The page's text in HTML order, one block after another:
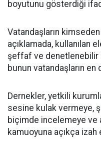
boyutunu gösterdiği
Vatandaşların
açıklamada, kullanılan
şeffaf ve denetlenebilir
bunun vatandaşların
Dernekler, yetkili
sesine kulak vermeye,
biçimde incelemeye ve
kamuoyuna açıkça izah